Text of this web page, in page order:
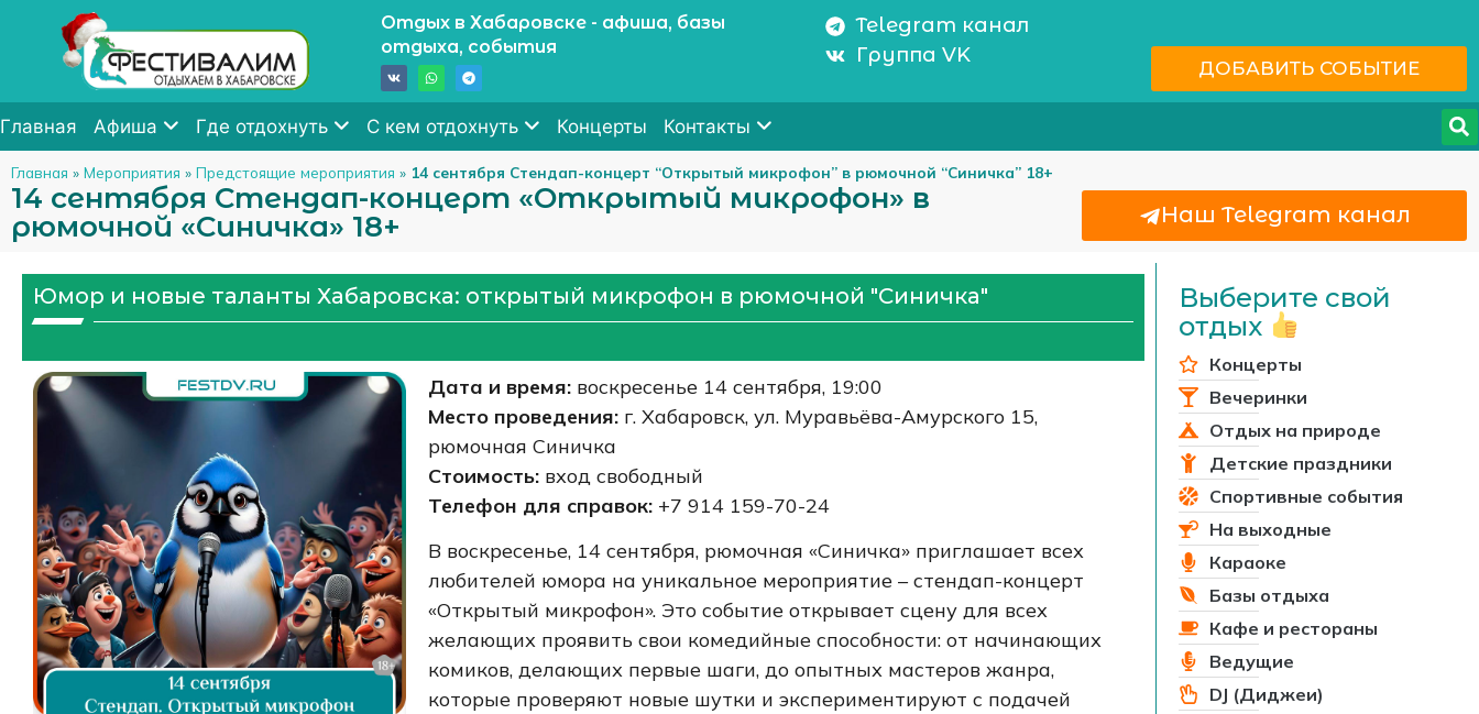
Отдых в Хабаровске - афиша, базы
отдыха, события
Telegram канал
Группа VK
ДОБАВИТЬ СОБЫТИЕ
Главная Афиша Где отдохнуть С кем отдохнуть Концерты Контакты
Главная » Мероприятия » Предстоящие мероприятия » 14 сентября Стендап-концерт “Открытый микрофон” в рюмочной “Синичка” 18+
14 сентября Стендап-концерт «Открытый микрофон» в
рюмочной «Синичка» 18+
Наш Telegram канал
Юмор и новые таланты Хабаровска: открытый микрофон в рюмочной "Синичка"
Дата и время:воскресенье 14 сентября, 19:00
Место проведения:г. Хабаровск, ул. Муравьёва-Амурского 15,
рюмочная Синичка
Стоимость:вход свободный
Телефон для справок:+7 914 159-70-24
В воскресенье, 14 сентября, рюмочная «Синичка» приглашает всех
любителей юмора на уникальное мероприятие – стендап-концерт
«Открытый микрофон». Это событие открывает сцену для всех
желающих проявить свои комедийные способности: от начинающих
комиков, делающих первые шаги, до опытных мастеров жанра,
которые проверяют новые шутки и экспериментируют с подачей
Выберите свой
отдых
Концерты
Вечеринки
Отдых на природе
Детские праздники
Спортивные события
На выходные
Караоке
Базы отдыха
Кафе и рестораны
Ведущие
DJ (Диджеи)